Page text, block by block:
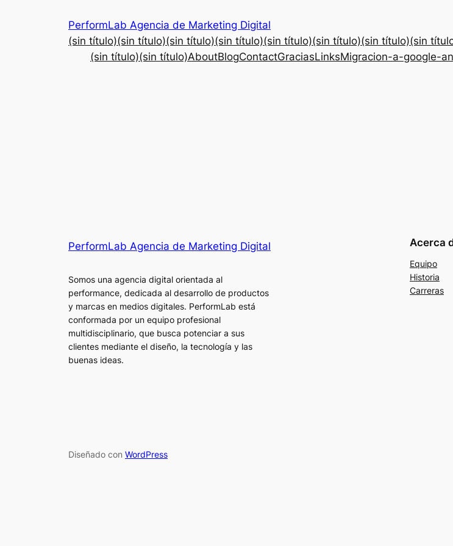
PerformLab Agencia de Marketing Digital
(sin título)(sin título)(sin título)(sin título)(sin título)(sin título)(sin título)(sin
(sin título)(sin título)AboutBlogContactGraciasLinksMigracion-a-google-
PerformLab Agencia de Marketing Digital
Somos una agencia digital orientada al
performance, dedicada al desarrollo de productos
y marcas en medios digitales. PerformLab está
conformada por un equipo profesional
multidisciplinario, que busca potenciar a sus
clientes mediante el diseño, la tecnología y las
buenas ideas.
Acerca
Equipo
Historia
Carreras
Diseñado con WordPress